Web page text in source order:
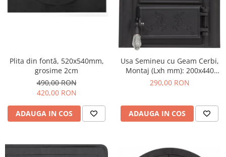
Plita din fontă, 520x540mm,
grosime 2cm
490,00 RON
420,00 RON
ADAUGA IN COS
Usa Semineu cu Geam Cerbi,
Montaj (Lxh mm): 200x440
mm
290,00 RON
ADAUGA IN COS